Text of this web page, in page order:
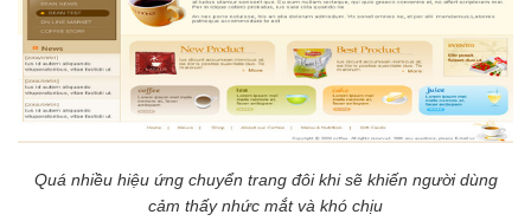
Quá nhiều hiệu ứng chuyển trang đôi khi sẽ khiến người dùng
cảm thấy nhức mắt và khó chịu